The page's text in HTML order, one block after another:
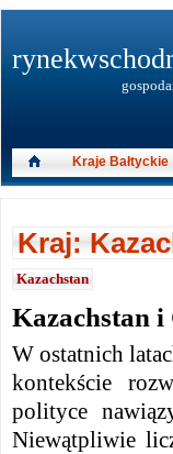
Kraj:
Kazachstan
Kazachstan i
W ostatnich
kontekście
polityce
Niewątpliwie
Kraje Bałtyckie